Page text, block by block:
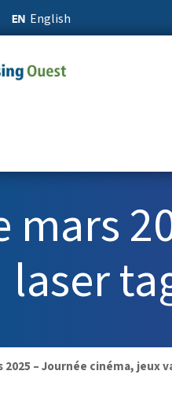
English
mars
laser
2025 – Journée cinéma,